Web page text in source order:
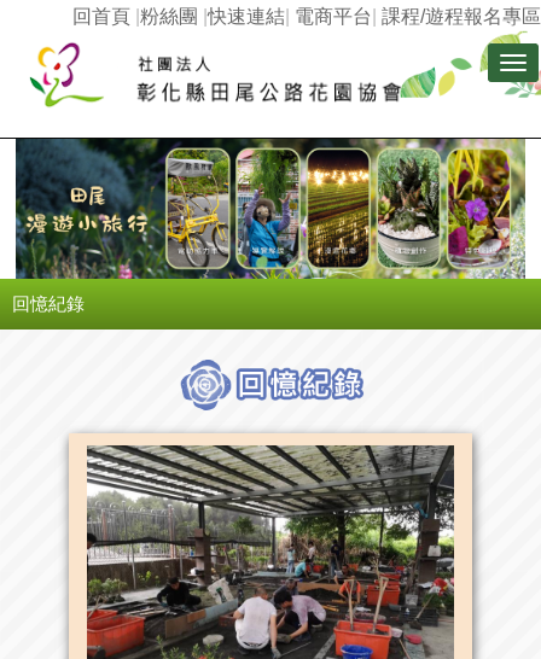
課程/遊程報名專區
電商平台
快速連結
粉絲團 |
回首頁
回憶紀錄